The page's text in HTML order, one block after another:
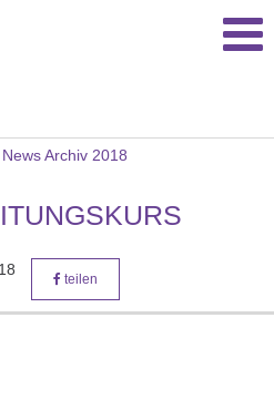
News Archiv 2018
teilen